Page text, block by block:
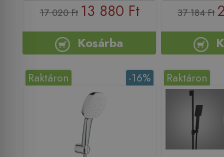
17 020 Ft 13 880 Ft
Kosárba
37 184 Ft
-16%
Raktáron Raktáron